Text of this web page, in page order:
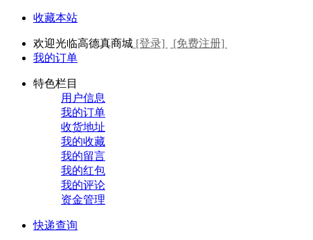
收藏本站
欢迎光临高德真商城 [登录]
[免费注册]
我的订单
特色栏目
用户信息
我的订单
收货地址
我的收藏
我的留言
我的红包
我的评论
资金管理
快递查询